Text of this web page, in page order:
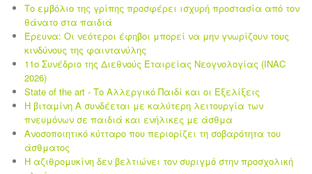
Το εμβόλιο της γρίπης προσφέρει ισχυρή προστασία από τον
θάνατο στα παιδιά
Έρευνα: Οι νεότεροι έφηβοι μπορεί να μην γνωρίζουν τους
κινδύνους της φαιντανύλης
11ο Συνέδριο της Διεθνούς Εταιρείας Νεογνολογίας (INAC
2026)
State of the art - Το Αλλεργικό Παιδί και οι Eξελίξεις
Η βιταμίνη Α συνδέεται με καλύτερη λειτουργία των
πνευμόνων σε παιδιά και ενήλικες με άσθμα
Ανοσοποιητικό κύτταρο που περιορίζει τη σοβαρότητα του
άσθματος
Η αζιθρομυκίνη δεν βελτιώνει τον συριγμό στην προσχολική